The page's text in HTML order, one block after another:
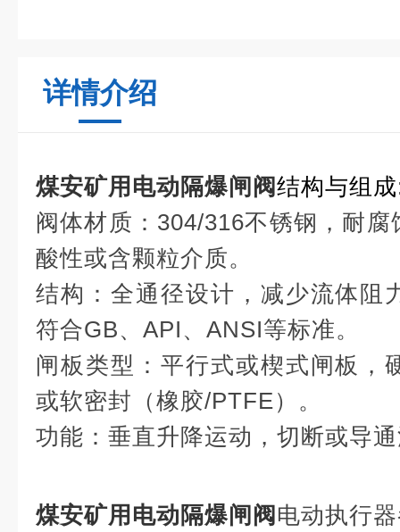
详情介绍
煤安矿用电动隔爆闸阀结构与组
阀体材质：304/316不锈钢，耐
酸性或含颗粒介质。
结构：全通径设计，减少流体阻
符合GB、API、ANSI等标准。
闸板类型：平行式或楔式闸板，
或软密封（橡胶/PTFE）。
功能：垂直升降运动，切断或导
煤安矿用电动隔爆闸阀 电动执行